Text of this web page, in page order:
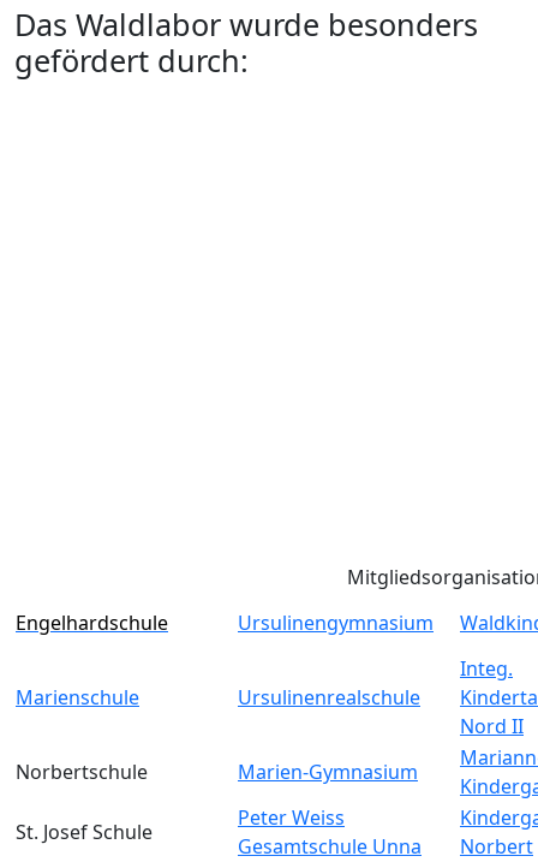
Das Waldlabor wurde besonders
gefördert durch:
Engelhardschule
Ursulinengymnasium
Marienschule Ursulinenrealschule
Integ.
Nord II
Norbertschule
Marien-Gymnasium
St. Josef Schule
Peter Weiss
Gesamtschule Unna
Norbert